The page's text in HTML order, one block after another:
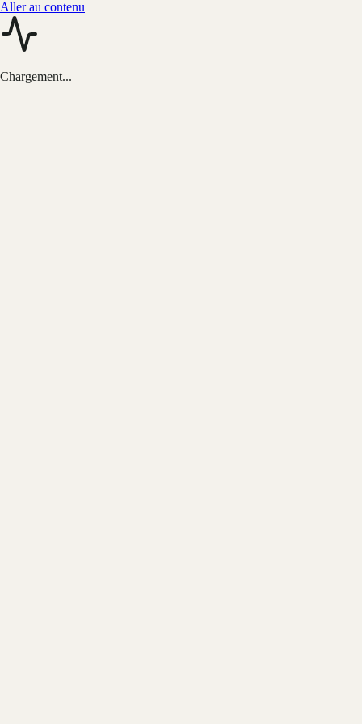
Aller au contenu
Chargement...